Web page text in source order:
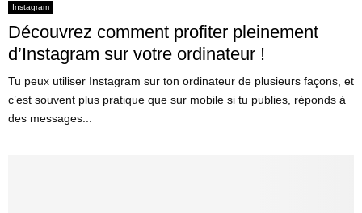
Instagram
Découvrez comment profiter pleinement
d’Instagram sur votre ordinateur !
Tu peux utiliser Instagram sur ton ordinateur de plusieurs façons, et
c’est souvent plus pratique que sur mobile si tu publies, réponds à
des messages...